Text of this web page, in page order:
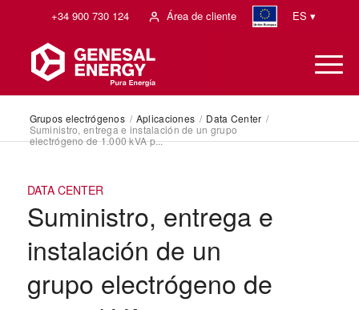
+34 900 730 124 Área de cliente ES ▾
Grupos electrógenos / Aplicaciones / Data Center /
Suministro, entrega e instalación de un grupo
electrógeno de 1.000 kVA p...
DATA CENTER
Suministro, entrega e
instalación de un
grupo electrógeno de